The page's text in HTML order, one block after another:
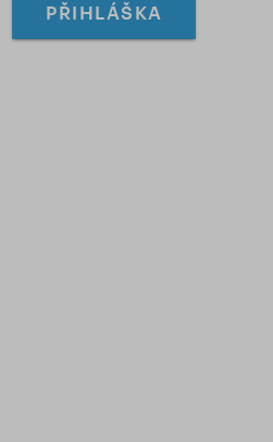
PŘIHLÁŠKA